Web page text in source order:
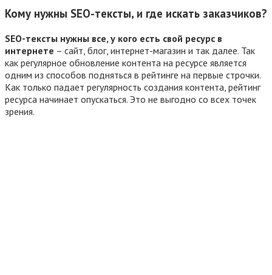
Кому нужны SEO-тексты, и где искать заказчиков?
SEO-тексты нужны все, у кого есть свой ресурс в
интернете – сайт, блог, интернет-магазин и так далее. Так
как регулярное обновление контента на ресурсе является
одним из способов подняться в рейтинге на первые строчки.
Как только падает регулярность создания контента, рейтинг
ресурса начинает опускаться. Это не выгодно со всех точек
зрения.